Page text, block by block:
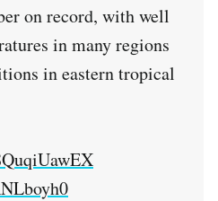
on record, with well
in many regions
in eastern tropical